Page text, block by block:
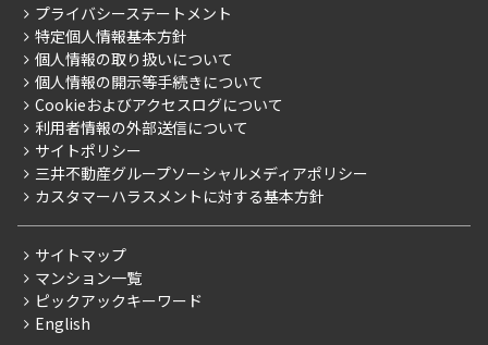
こだわりから探す
こだわり一覧
プレミアムマンション
新築
当社限定（港区・渋谷区）
当社限定（港区・渋谷区以外）
三井不動産企画
賃料改定
フリーレント
ペット可
ご入居・提携サービス
お部屋探しからご契約まで
よくあるご質問
社宅紹介
【仲介会社様向け】当社仲介事業部取り扱い物件入居申込
会社情報
事業案内
採用情報
ニュースリリース
お問い合わせ
プライバシーステートメント
特定個人情報基本方針
個人情報の取り扱いについて
個人情報の開示等手続きについて
Cookieおよびアクセスログについて
利用者情報の外部送信について
サイトポリシー
三井不動産グループソーシャルメディアポリシー
カスタマーハラスメントに対する基本方針
サイトマップ
マンション一覧
ピックアックキーワード
English